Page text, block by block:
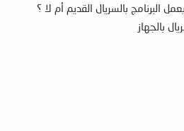
بالسريال القديم أم لا ؟
بالجهاز